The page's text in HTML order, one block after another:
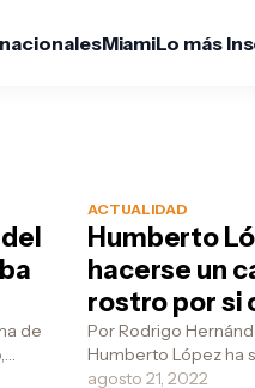
MiamiLo más
ACTUALIDAD
Humberto
hacerse un
rostro por si
comunismo
Por Rodrigo Hernández El locutor
Humberto López ha
la Clínica
agosto 21, 2022